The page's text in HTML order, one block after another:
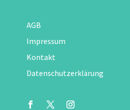
AGB
Impressum
Kontakt
Datenschutzerklärung